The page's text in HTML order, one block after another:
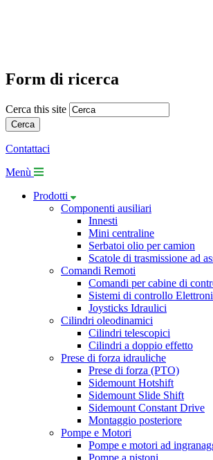
Form di ricerca
Cerca this site
Contattaci
Menù
Prodotti
Componenti ausiliari
Innesti
Mini centraline
Serbatoi olio per camion
Scatole di trasmissione ad
Comandi Remoti
Comandi per cabine di
Sistemi di controllo
Joysticks Idraulici
Cilindri oleodinamici
Cilindri telescopici
Cilindri a doppio effetto
Prese di forza idrauliche
Prese di forza (PTO)
Sidemount Hotshift
Sidemount Slide Shift
Sidemount Constant Drive
Montaggio posteriore
Pompe e Motori
Pompe e motori ad
Pompe a pistoni